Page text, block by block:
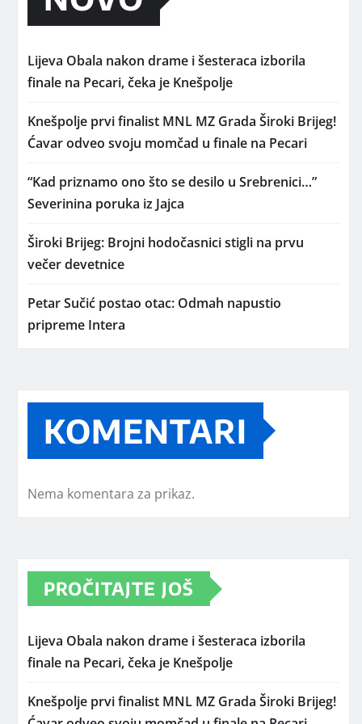
Lijeva Obala nakon drame i šesteraca izborila
finale na Pecari, čeka je Knešpolje
Knešpolje prvi finalist MNL MZ Grada Široki Brijeg!
Ćavar odveo svoju momčad u finale na Pecari
“Kad priznamo ono što se desilo u Srebrenici…”
Severinina poruka iz Jajca
Široki Brijeg: Brojni hodočasnici stigli na prvu
večer devetnice
Petar Sučić postao otac: Odmah napustio
pripreme Intera
KOMENTARI
Nema komentara za prikaz.
PROČITAJTE JOŠ
Lijeva Obala nakon drame i šesteraca izborila
finale na Pecari, čeka je Knešpolje
Knešpolje prvi finalist MNL MZ Grada Široki Brijeg!